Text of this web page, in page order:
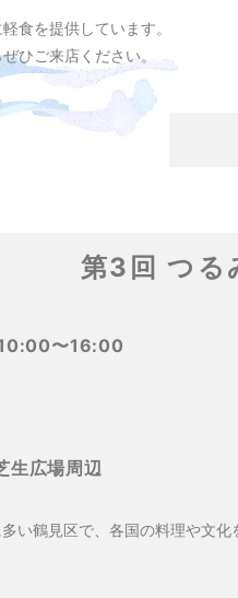
食を提供しています。
ひご来店ください。
第3回 つる
〜16:00
生広場周辺
い鶴見区で、各国の料理や文化